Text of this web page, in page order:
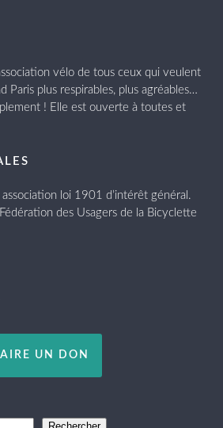
vélo de tous ceux qui veulent
Paris plus respirables, plus agréables…
! Elle est ouverte à toutes et
loi 1901 d’intérêt général.
des Usagers de la Bicyclette
UN DON